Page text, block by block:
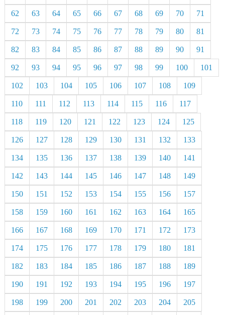
62 63 64 65 66 67 68 69 70 71
72 73 74 75 76 77 78 79 80 81
82 83 84 85 86 87 88 89 90 91
92 93 94 95 96 97 98 99 100 101
102 103 104 105 106 107 108 109
110 111 112 113 114 115 116 117
118 119 120 121 122 123 124 125
126 127 128 129 130 131 132 133
134 135 136 137 138 139 140 141
142 143 144 145 146 147 148 149
150 151 152 153 154 155 156 157
158 159 160 161 162 163 164 165
166 167 168 169 170 171 172 173
174 175 176 177 178 179 180 181
182 183 184 185 186 187 188 189
190 191 192 193 194 195 196 197
198 199 200 201 202 203 204 205